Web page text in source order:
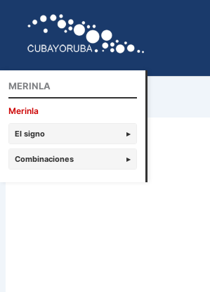
contenido
MERINLA
Merinla
El signo ▸
Combinaciones ▸